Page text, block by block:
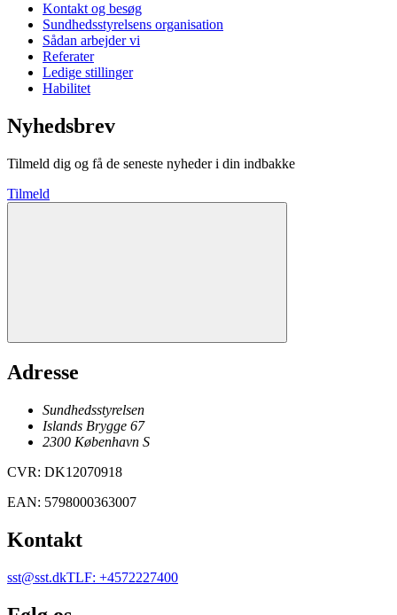
Kontakt og besøg
Sundhedsstyrelsens organisation
Sådan arbejder vi
Referater
Ledige stillinger
Habilitet
Nyhedsbrev
Tilmeld dig og få de seneste nyheder i din indbakke
Tilmeld
Adresse
Sundhedsstyrelsen
Islands Brygge 67
2300 København S
CVR: DK12070918
EAN: 5798000363007
Kontakt
sst@sst.dkTLF: +4572227400